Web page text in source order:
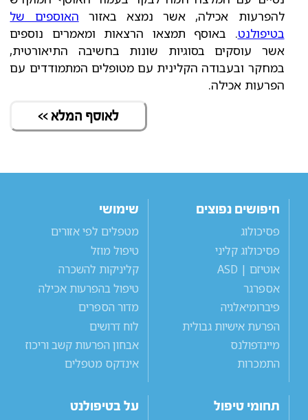
להפרעות אכילה, אשר נמצא באזור האוספים של
בטיפולנט. באוסף תמצאו הרצאות ומאמרים נוספים
אשר עוסקים בסוגיות שונות בחשיבה התיאורטית,
במחקר ובעבודה הקלינית עם מטופלים המתמודדים עם
הפרעות אכילה.
לאוסף המלא >>
חיפושים נפוצים
פסיכולוג
פסיכולוג קליני
אוטיזם | ASD
אספרגר
פיברומיאלגיה
הפרעת אישיות גבולית
מיינדפולנס
התמכרות
שימושי
מטפלים לפי אזורים
טיפול מוזל
קליניקות להשכרה
טיפול בהפרעות אכילה
מדור הספרים
לוח דרושים
אבחון הפרעות קשב וריכוז
אינדקס מטפלים
תחומי טיפול
על בטיפולנט